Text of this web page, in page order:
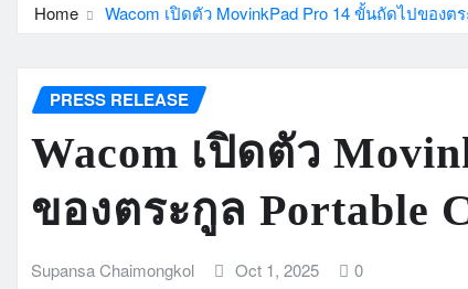
Home Wacom เปิดตัว MovinkPad Pro 14 ขั้นถัดไปของต
PRESS RELEASE
Wacom เปิดตัว
ของตระกูล Portable
Supansa Chaimongkol Oct 1, 2025 0